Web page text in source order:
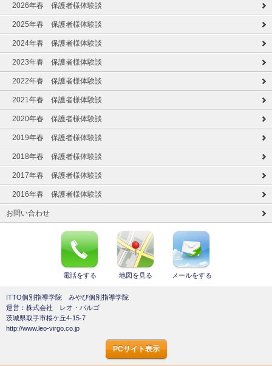
2026年春 保護者様体験談
2025年春 保護者様体験談
2024年春 保護者様体験談
2023年春 保護者様体験談
2022年春 保護者様体験談
2021年春 保護者様体験談
2020年春 保護者様体験談
2019年春 保護者様体験談
2018年春 保護者様体験談
2017年春 保護者様体験談
2016年春 保護者様体験談
お問い合わせ
電話をする 地図を見る メールをする
ITTO個別指導学院 みやび個別指導学院
運営：株式会社 レオ・バルゴ
茨城県取手市桜ケ丘4-15-7
http://www.leo-virgo.co.jp
PCサイト表示